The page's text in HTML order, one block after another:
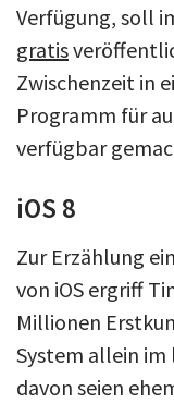
Verfügung, soll
gratis
Zwischenzeit in
Programm für
verfügbar
iOS 8
Zur Erzählung
von iOS ergriff
Millionen
System allein im
davon seien